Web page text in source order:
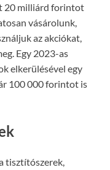
20 milliárd forintot
vásárolunk,
az akciókat,
Egy 2023-as
elkerülésével egy
100 000 forintot is
tisztítószerek,